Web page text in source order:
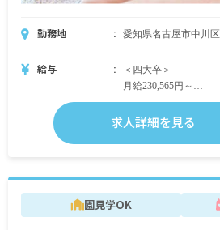
勤務地 愛知県名古屋市中川区
給与
＜四大卒＞
月給230,565円～
・内訳
基本給 185,300円
＜短大卒＞
月給202,390円～
求人詳細を見る
園見学OK